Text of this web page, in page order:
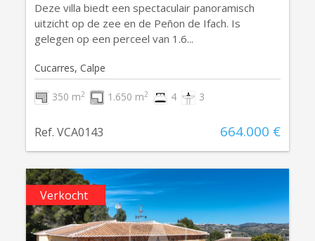
Deze villa biedt een spectaculair panoramisch
uitzicht op de zee en de Peñon de Ifach. Is
gelegen op een perceel van 1.6...
Cucarres, Calpe
350 m2 1.650 m2 4 3
Ref. VCA0143 664.000 €
Verkocht